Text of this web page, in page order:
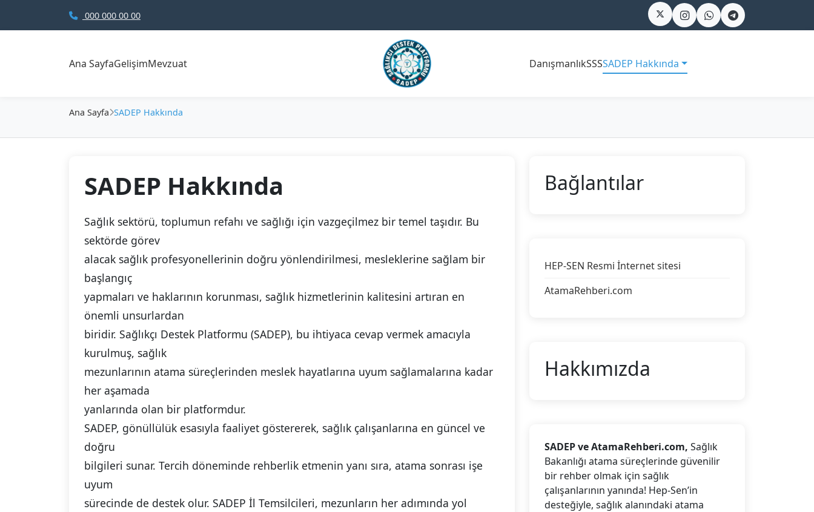
000 000 00 00
Ana SayfaGelişimMevzuat DanışmanlıkSSSSADEP Hakkında
Ana Sayfa SADEP Hakkında
SADEP Hakkında
Sağlık sektörü, toplumun refahı ve sağlığı için vazgeçilmez bir temel taşıdır. Bu
sektörde görev
alacak sağlık profesyonellerinin doğru yönlendirilmesi, mesleklerine sağlam bir
başlangıç
yapmaları ve haklarının korunması, sağlık hizmetlerinin kalitesini artıran en
önemli unsurlardan
biridir. Sağlıkçı Destek Platformu (SADEP), bu ihtiyaca cevap vermek amacıyla
kurulmuş, sağlık
mezunlarının atama süreçlerinden meslek hayatlarına uyum sağlamalarına kadar
her aşamada
yanlarında olan bir platformdur.
SADEP, gönüllülük esasıyla faaliyet göstererek, sağlık çalışanlarına en güncel ve
doğru
bilgileri sunar. Tercih döneminde rehberlik etmenin yanı sıra, atama sonrası işe
uyum
sürecinde de destek olur. SADEP İl Temsilcileri, mezunların her adımında yol
Bağlantılar
HEP-SEN Resmi İnternet sitesi
AtamaRehberi.com
Hakkımızda
SADEP ve AtamaRehberi.com, Sağlık
Bakanlığı atama süreçlerinde güvenilir
bir rehber olmak için sağlık
çalışanlarının yanında! Hep-Sen’in
desteğiyle, sağlık alanındaki atama